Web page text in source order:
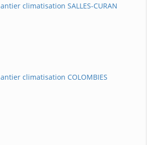
climatisation SALLES-CURAN
climatisation COLOMBIES